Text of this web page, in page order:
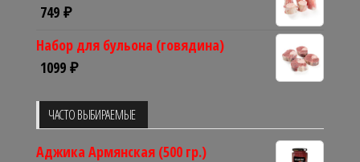
749 ₽
Набор для бульона (говядина)
1099 ₽
ЧАСТО ВЫБИРАЕМЫЕ
Аджика Армянская (500 гр.)